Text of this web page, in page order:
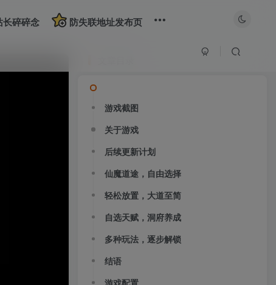
碎碎念 防失联地址发布页
游戏截图
关于游戏
后续更新计划
仙魔道途，自由选择
轻松放置，大道至简
自选天赋，洞府养成
多种玩法，逐步解锁
结语
游戏配置
大部分游戏解压安装问题可通过网站首页运行教程排查解决